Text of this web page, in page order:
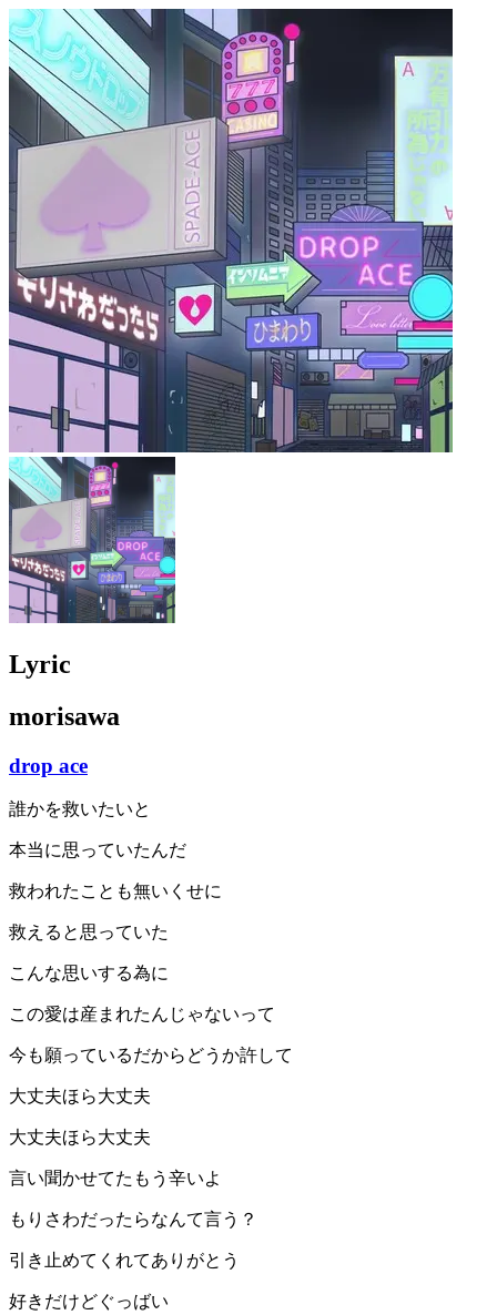
Lyric
morisawa
drop ace
誰かを救いたいと
本当に思っていたんだ
救われたことも無いくせに
救えると思っていた
こんな思いする為に
この愛は産まれたんじゃないって
今も願っているだからどうか許して
大丈夫ほら大丈夫
大丈夫ほら大丈夫
言い聞かせてたもう辛いよ
もりさわだったらなんて言う？
引き止めてくれてありがとう
好きだけどぐっばい